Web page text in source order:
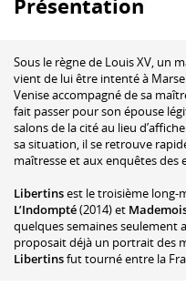
Présentation
Sous le règne de Louis XV, un
vient de lui être intenté à
Venise accompagné de sa
fait passer pour son épouse
salons de la cité au lieu
sa situation, il se retrouve
maîtresse et aux enquêtes des
Libertinsest le troisième long-
L’Indompté(2014) et
quelques semaines seulement
proposait déjà un portrait des
Libertinsfut tourné entre la